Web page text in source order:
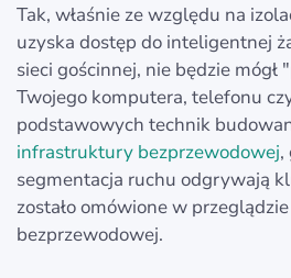
Tak, właśnie ze względu na
uzyska dostęp do inteligentnej
sieci gościnnej, nie będzie mógł
Twojego komputera, telefonu
podstawowych technik
infrastruktury bezprzewodowej,
segmentacja ruchu odgrywają
zostało omówione w
bezprzewodowej.